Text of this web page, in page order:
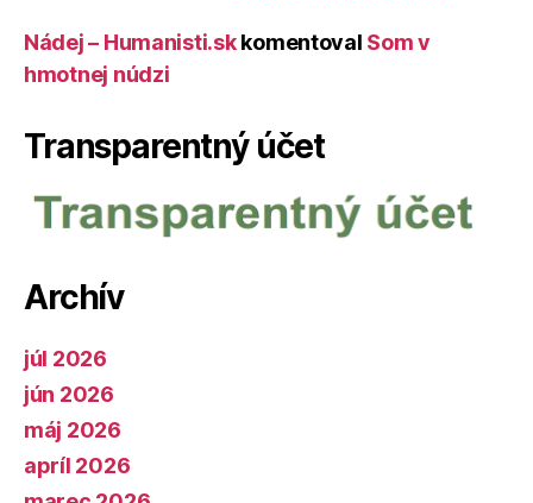
Nádej – Humanisti.skkomentoval Som v
hmotnej núdzi
Transparentný účet
Archív
júl 2026
jún 2026
máj 2026
apríl 2026